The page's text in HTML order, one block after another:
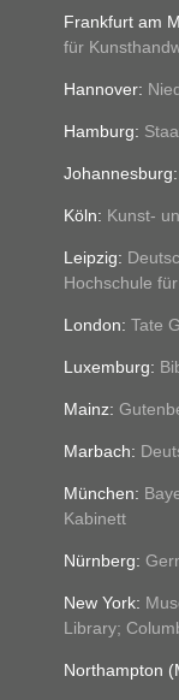
Frankfurt am
für
Hannover:
Hamburg:
Johannesburg:
Köln: Kunst-
Leipzig:
Hochschule
London: Tate
Luxemburg:
Mainz:
Marbach:
München:
Kabinett
Nürnberg:
New York:
Library;
Northampton